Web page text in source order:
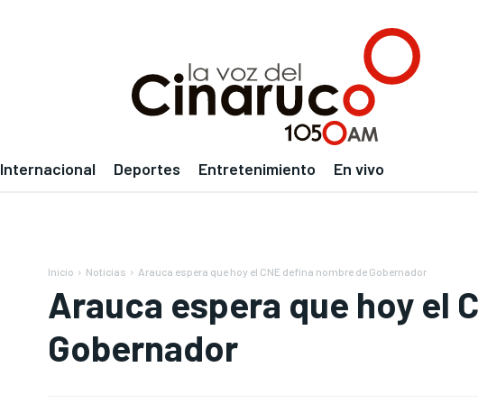
Internacional Deportes Entretenimiento En vivo
Inicio Noticias Arauca espera que hoy el CNE defina nombre de Gobernador
Arauca espera que hoy el
Gobernador